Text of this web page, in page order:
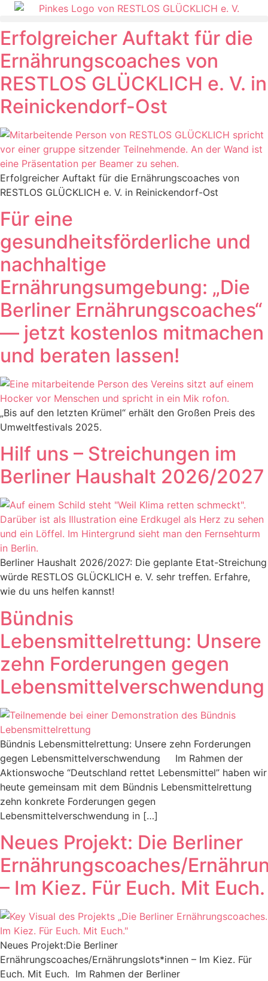
Erfolgreicher Auftakt für die
Ernährungscoaches von
RESTLOS GLÜCKLICH e. V. in
Reinickendorf-Ost
Erfolgreicher Auftakt für die Ernährungscoaches von
RESTLOS GLÜCKLICH e. V. in Reinickendorf-Ost
Für eine
gesundheitsförderliche und
nachhaltige
Ernährungsumgebung: „Die
Berliner Ernährungscoaches“
— jetzt kostenlos mitmachen
und beraten lassen!
„Bis auf den letzten Krümel“ erhält den Großen Preis des
Umweltfestivals 2025.
Hilf uns – Streichungen im
Berliner Haushalt 2026/2027
Berliner Haushalt 2026/2027: Die geplante Etat-Streichung
würde RESTLOS GLÜCKLICH e. V. sehr treffen. Erfahre,
wie du uns helfen kannst!
Bündnis
Lebensmittelrettung: Unsere
zehn Forderungen gegen
Lebensmittelverschwendung
Bündnis Lebensmittelrettung: Unsere zehn Forderungen
gegen Lebensmittelverschwendung Im Rahmen der
Aktionswoche “Deutschland rettet Lebensmittel” haben wir
heute gemeinsam mit dem Bündnis Lebensmittelrettung
zehn konkrete Forderungen gegen
Lebensmittelverschwendung in […]
Neues Projekt: Die Berliner
Ernährungscoaches/
– Im Kiez. Für Euch. Mit Euch.
Neues Projekt:Die Berliner
Ernährungscoaches/Ernährungslots*innen – Im Kiez. Für
Euch. Mit Euch. Im Rahmen der Berliner